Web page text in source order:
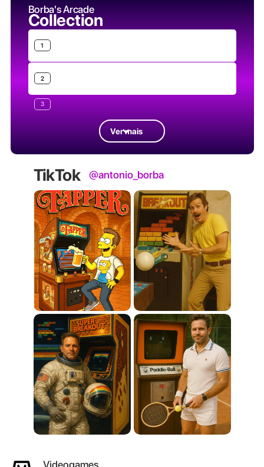
Borba's Arcade
Collection
1
2
3
Ver mais
TikTok @antonio_borba
Videogames